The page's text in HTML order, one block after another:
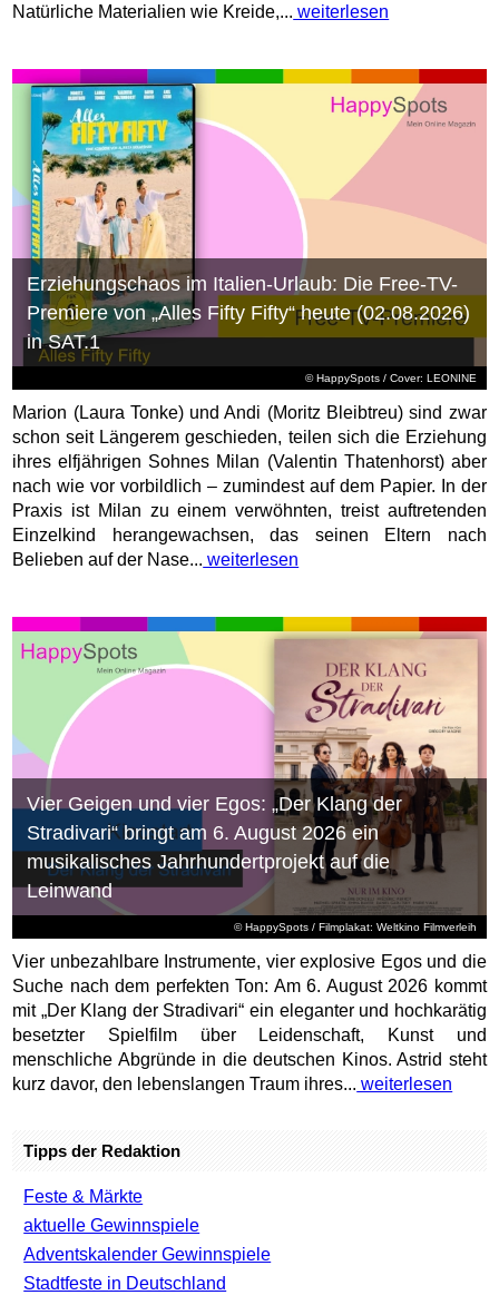
Natürliche Materialien wie Kreide,... weiterlesen
© HappySpots / Cover: LEONINE
Erziehungschaos im Italien-Urlaub: Die Free-TV-
Premiere von „Alles Fifty Fifty“ heute (02.08.2026)
in SAT.1
Marion (Laura Tonke) und Andi (Moritz Bleibtreu) sind zwar
schon seit Längerem geschieden, teilen sich die Erziehung
ihres elfjährigen Sohnes Milan (Valentin Thatenhorst) aber
nach wie vor vorbildlich – zumindest auf dem Papier. In der
Praxis ist Milan zu einem verwöhnten, treist auftretenden
Einzelkind herangewachsen, das seinen Eltern nach
Belieben auf der Nase... weiterlesen
© HappySpots / Filmplakat: Weltkino Filmverleih
Vier Geigen und vier Egos: „Der Klang der
Stradivari“ bringt am 6. August 2026 ein
musikalisches Jahrhundertprojekt auf die
Leinwand
Vier unbezahlbare Instrumente, vier explosive Egos und die
Suche nach dem perfekten Ton: Am 6. August 2026 kommt
mit „Der Klang der Stradivari“ ein eleganter und hochkarätig
besetzter Spielfilm über Leidenschaft, Kunst und
menschliche Abgründe in die deutschen Kinos. Astrid steht
kurz davor, den lebenslangen Traum ihres... weiterlesen
Tipps der Redaktion
Feste & Märkte
aktuelle Gewinnspiele
Adventskalender Gewinnspiele
Stadtfeste in Deutschland